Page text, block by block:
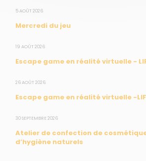
5 AOÛT 2026
Mercredi du jeu
19 AOÛT 2026
Escape game en réalité virtuelle -
26 AOÛT 2026
Escape game en réalité virtuelle -
30 SEPTEMBRE 2026
Atelier de confection de
d’hygiène naturels
Open Data
CONTACT
Mail : info@madininair.fr